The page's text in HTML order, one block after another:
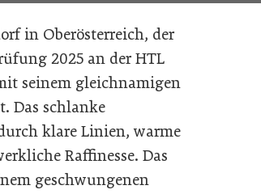
in Oberösterreich, der
2025 an der HTL
seinem gleichnamigen
Das schlanke
klare Linien, warme
Raffinesse. Das
geschwungenen